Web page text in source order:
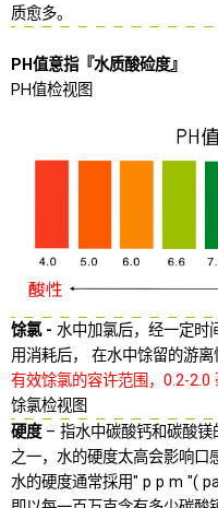
质愈多。
PH值意指『水质酸硷度』
PH值检视图
馀氯 - 水中加氯后，经一定时
用消耗后， 在水中馀留的游离
有效馀氯的容许范围，0.2-2.0
馀氯检视图
硬度– 指水中碳酸钙和碳酸镁
之一，水的硬度太高会影响口
水的硬度通常採用" p p m "(